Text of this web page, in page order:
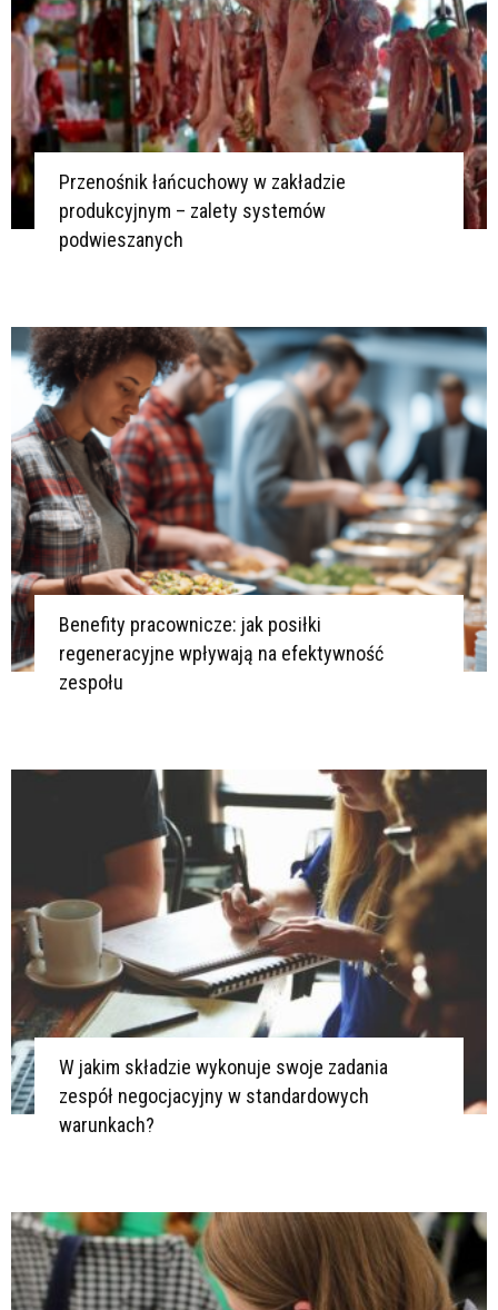
Przenośnik łańcuchowy w zakładzie
produkcyjnym – zalety systemów
podwieszanych
Benefity pracownicze: jak posiłki
regeneracyjne wpływają na efektywność
zespołu
W jakim składzie wykonuje swoje zadania
zespół negocjacyjny w standardowych
warunkach?